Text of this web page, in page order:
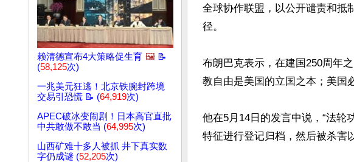
赖清德宣布4大策略促生育 🖼️ 📝
(58,125次)
一兆美元狂逃！北京铁腕封跨境
交易引恐慌 📝 (64,919次)
APEC破冰变闹剧！日本高官直批
中共敢做不敢当 (64,995次)
山西矿难十多人被抓 井下真实数
字仍成谜 (52,205次)
全球协作联盟，以公开谴责和抵
径。
布朗巴克表示，在建国250周年
教自由是美国的立国之本；美国
他在5月14日的发言中说，“法轮
特征进行登记归档，然后被杀害